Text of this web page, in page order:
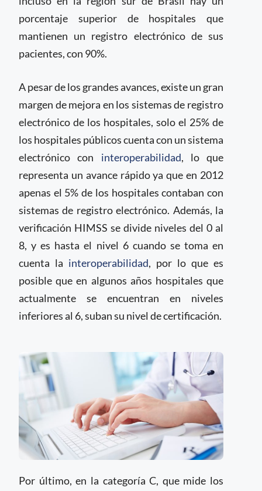
porcentaje superior de hospitales que
mantienen un registro electrónico de sus
pacientes, con 90%.
A pesar de los grandes avances, existe un gran
margen de mejora en los sistemas de registro
electrónico de los hospitales, solo el 25% de
los hospitales públicos cuenta con un sistema
electrónico con interoperabilidad, lo que
representa un avance rápido ya que en 2012
apenas el 5% de los hospitales contaban con
sistemas de registro electrónico. Además, la
verificación HIMSS se divide niveles del 0 al
8, y es hasta el nivel 6 cuando se toma en
cuenta la interoperabilidad, por lo que es
posible que en algunos años hospitales que
actualmente se encuentran en niveles
inferiores al 6, suban su nivel de certificación.
Por último, en la categoría C, que mide los